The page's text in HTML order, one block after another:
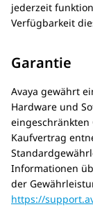
jederzeit
Verfügbarkeit
Garantie
Avaya gewährt
Hardware und
eingeschränkten
Kaufvertrag
Informationen
der
https://